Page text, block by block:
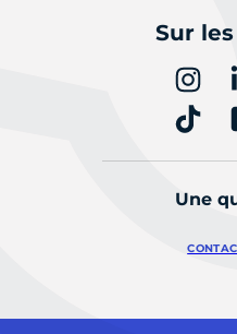
Sur
Une